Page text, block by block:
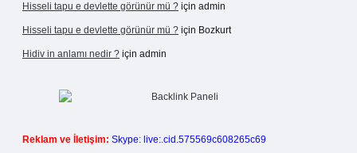
Hisseli tapu e devlette görünür mü ? için admin
Hisseli tapu e devlette görünür mü ? için Bozkurt
Hidiv in anlamı nedir ? için admin
Reklam ve İletişim: Skype: live:.cid.575569c608265c69